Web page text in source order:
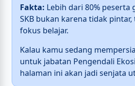
Fakta: Lebih dari 80% peserta
SKB bukan karena tidak
fokus belajar.
Kalau kamu sedang
untuk jabatan Pengendali
halaman ini akan jadi senjata